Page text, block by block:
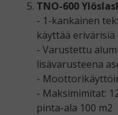
TNO-600
- 1-kankainen
käyttää
- Varustettu
lisävarusteena
-
- Maksimimitat:
pinta-ala 100 m2